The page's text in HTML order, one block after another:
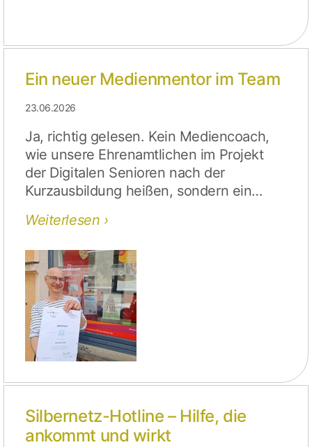
Ein neuer Medienmentor im Team
23.06.2026
Ja, richtig gelesen. Kein Mediencoach,
wie unsere Ehrenamtlichen im Projekt
der Digitalen Senioren nach der
Kurzausbildung heißen, sondern ein…
Weiterlesen
Silbernetz-Hotline – Hilfe, die
ankommt und wirkt